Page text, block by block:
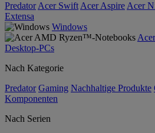
Predator Acer Swift Acer Aspire Acer
Extensa
Windows
Desktop-PCs
Nach Kategorie
Predator Gaming Nachhaltige Produkte
Komponenten
Nach Serien